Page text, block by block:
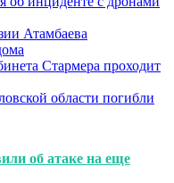
Атамбаева
Стармера проходит
области погибли
об атаке на еще